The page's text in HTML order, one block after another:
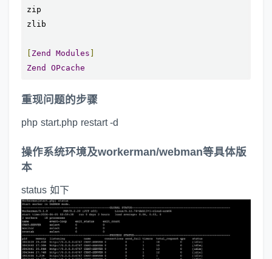
zip
zlib
Zend Modules
Zend
OPcache
重现问题的步骤
php start.php restart -d
操作系统环境及workerman/webman等具体版
本
status 如下